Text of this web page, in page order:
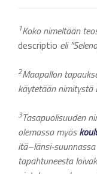
1Koko nimeltään
descriptio eli
2Maapallon
käytetään nimitystä
3Tasapuolisuuden
olemassa myös
itä–länsi-
tapahtuneesta